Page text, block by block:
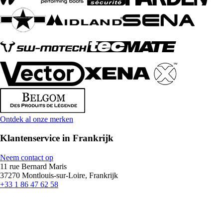
Ontdek al onze merken
Klantenservice in Frankrijk
Neem contact op
11 rue Bernard Maris
37270 Montlouis-sur-Loire, Frankrijk
+33 1 86 47 62 58